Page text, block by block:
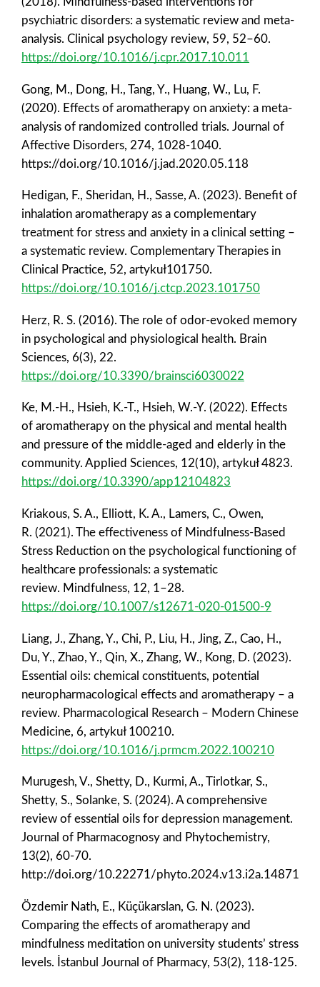
psychiatric disorders: a systematic review and meta-
analysis. Clinical psychology review, 59, 52–60.
https://doi.org/10.1016/j.cpr.2017.10.011
Gong, M., Dong, H., Tang, Y., Huang, W., Lu, F.
(2020). Effects of aromatherapy on anxiety: a meta-
analysis of randomized controlled trials. Journal of
Affective Disorders, 274, 1028-1040.
https://doi.org/10.1016/j.jad.2020.05.118
Hedigan, F., Sheridan, H., Sasse, A. (2023). Benefit of
inhalation aromatherapy as a complementary
treatment for stress and anxiety in a clinical setting –
a systematic review. Complementary Therapies in
Clinical Practice, 52, artykuł101750.
https://doi.org/10.1016/j.ctcp.2023.101750
Herz, R. S. (2016). The role of odor-evoked memory
in psychological and physiological health. Brain
Sciences, 6(3), 22.
https://doi.org/10.3390/brainsci6030022
Ke, M.-H., Hsieh, K.-T., Hsieh, W.-Y. (2022). Effects
of aromatherapy on the physical and mental health
and pressure of the middle-aged and elderly in the
community. Applied Sciences, 12(10), artykuł 4823.
https://doi.org/10.3390/app12104823
Kriakous, S. A., Elliott, K. A., Lamers, C., Owen,
R. (2021). The effectiveness of Mindfulness-Based
Stress Reduction on the psychological functioning of
healthcare professionals: a systematic
review. Mindfulness, 12, 1–28.
https://doi.org/10.1007/s12671-020-01500-9
Liang, J., Zhang, Y., Chi, P., Liu, H., Jing, Z., Cao, H.,
Du, Y., Zhao, Y., Qin, X., Zhang, W., Kong, D. (2023).
Essential oils: chemical constituents, potential
neuropharmacological effects and aromatherapy – a
review. Pharmacological Research – Modern Chinese
Medicine, 6, artykuł 100210.
https://doi.org/10.1016/j.prmcm.2022.100210
Murugesh, V., Shetty, D., Kurmi, A., Tirlotkar, S.,
Shetty, S., Solanke, S. (2024). A comprehensive
review of essential oils for depression management.
Journal of Pharmacognosy and Phytochemistry,
13(2), 60-70.
http://doi.org/10.22271/phyto.2024.v13.i2a.14871
Özdemir Nath, E., Küçükarslan, G. N. (2023).
Comparing the effects of aromatherapy and
mindfulness meditation on university students’ stress
levels. İstanbul Journal of Pharmacy, 53(2), 118-125.